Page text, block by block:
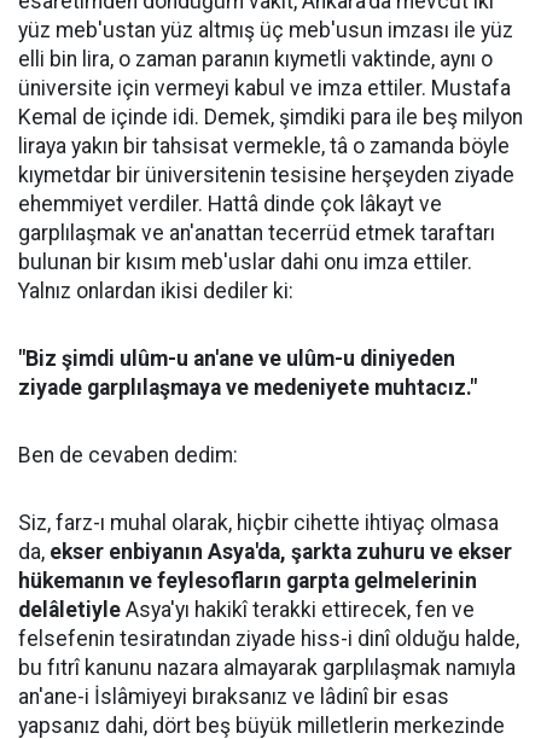
yüz meb'ustan yüz altmış üç meb'usun imzası ile yüz
elli bin lira, o zaman paranın kıymetli vaktinde, aynı o
üniversite için vermeyi kabul ve imza ettiler. Mustafa
Kemal de içinde idi. Demek, şimdiki para ile beş milyon
liraya yakın bir tahsisat vermekle, tâ o zamanda böyle
kıymetdar bir üniversitenin tesisine herşeyden ziyade
ehemmiyet verdiler. Hattâ dinde çok lâkayt ve
garplılaşmak ve an'anattan tecerrüd etmek taraftarı
bulunan bir kısım meb'uslar dahi onu imza ettiler.
Yalnız onlardan ikisi dediler ki:
"Biz şimdi ulûm-u an'ane ve ulûm-u diniyeden
ziyade garplılaşmaya ve medeniyete muhtacız."
Ben de cevaben dedim:
Siz, farz-ı muhal olarak, hiçbir cihette ihtiyaç olmasa
da, ekser enbiyanın Asya'da, şarkta zuhuru ve ekser
hükemanın ve feylesofların garpta gelmelerinin
delâletiyle Asya'yı hakikî terakki ettirecek, fen ve
felsefenin tesiratından ziyade hiss-i dinî olduğu halde,
bu fıtrî kanunu nazara almayarak garplılaşmak namıyla
an'ane-i İslâmiyeyi bıraksanız ve lâdinî bir esas
yapsanız dahi, dört beş büyük milletlerin merkezinde